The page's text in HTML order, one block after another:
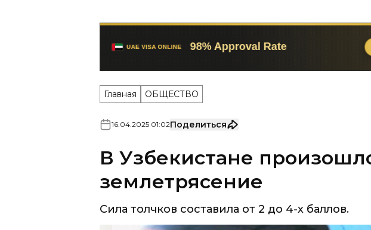
Главная ОБЩЕСТВО
16 04 2025 01:02Поделиться
В Узбекистане
землетрясение
Сила толчков составила от 2 до 4-х баллов.